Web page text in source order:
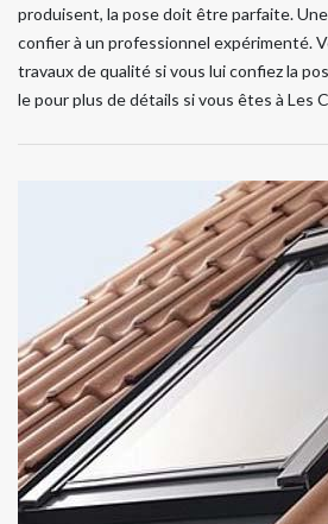
produisent, la pose doit être parfaite.
confier à un professionnel expérimenté.
travaux de qualité si vous lui confiez la
le pour plus de détails si vous êtes à Les